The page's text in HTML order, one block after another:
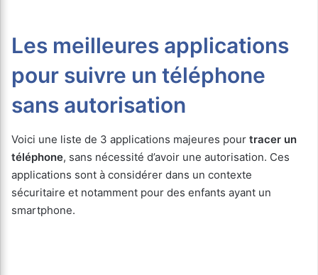
Les meilleures applications
pour suivre un téléphone
sans autorisation
Voici une liste de 3 applications majeures pour tracer un
téléphone, sans nécessité d’avoir une autorisation. Ces
applications sont à considérer dans un contexte
sécuritaire et notamment pour des enfants ayant un
smartphone.